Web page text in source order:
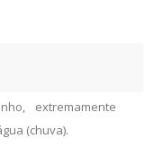
extremamente
(chuva).